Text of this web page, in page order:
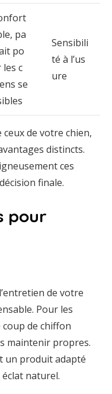
pa
po
les c
se
Sensibili
té à l’us
ure
de votre chien,
distincts.
ces
finale.
pour
de votre
Pour les
coup de chiffon
maintenir propres.
un produit adapté
naturel.